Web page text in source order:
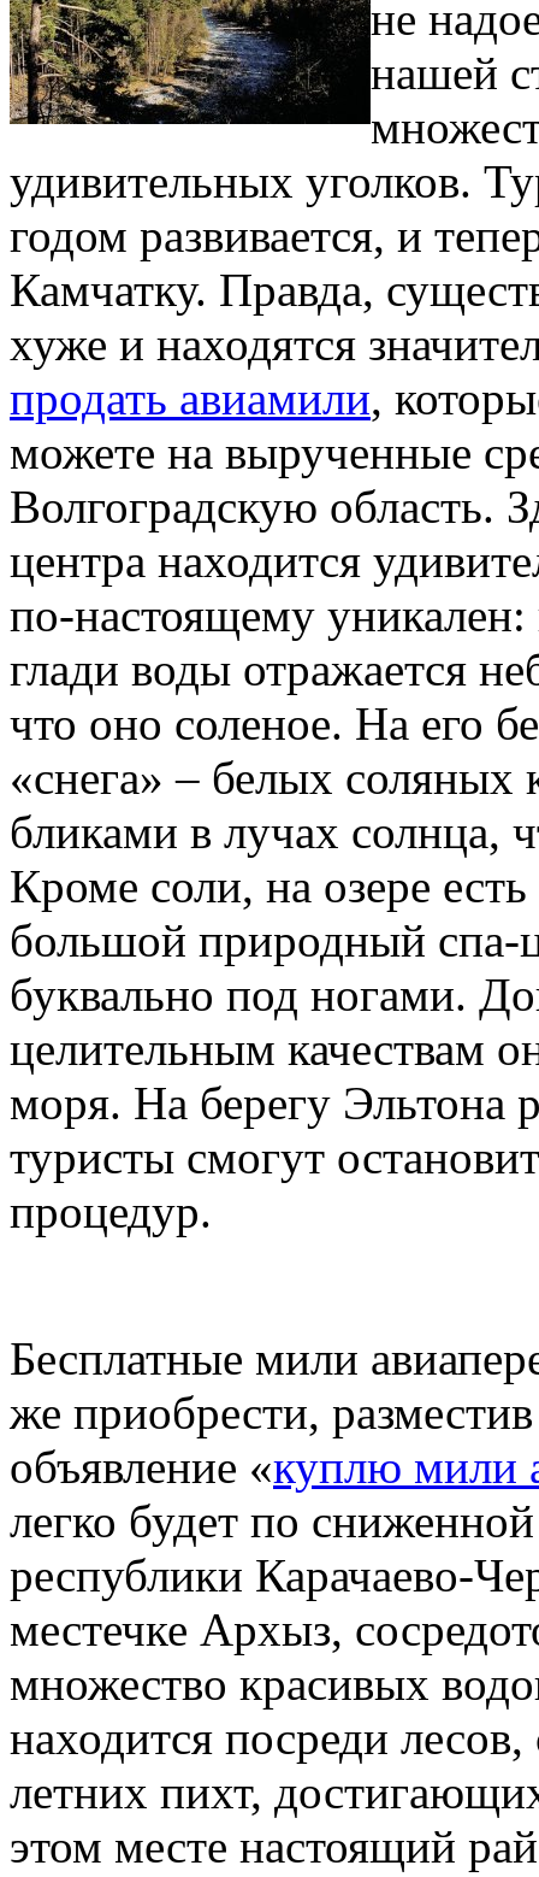
не
нашей
удивительных уголков.
годом развивается, и
Камчатку. Правда,
хуже и находятся
продать авиамили,
можете на вырученные
Волгоградскую область.
центра находится
по-настоящему
глади воды отражается
что оно соленое. На его
«снега» – белых
бликами в лучах солнца,
Кроме соли, на озере
большой природный спа-
буквально под ногами.
целительным качествам
моря. На берегу Эльтона
туристы смогут
процедур.
Бесплатные мили
же приобрести,
объявление «куплю мили
легко будет по
республики Карачаево-
местечке Архыз,
множество красивых
находится посреди
летних пихт,
этом месте настоящий